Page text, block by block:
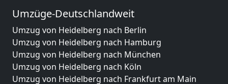
Umzüge-Deutschlandweit
Umzug von Heidelberg nach Berlin
Umzug von Heidelberg nach Hamburg
Umzug von Heidelberg nach München
Umzug von Heidelberg nach Köln
Umzug von Heidelberg nach Frankfurt am Main